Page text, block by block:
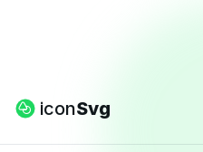
iconSvg